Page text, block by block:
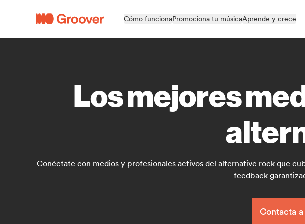
Cómo funcionaPromociona tu músicaAprende y crece
Los mejores
Conéctate con medios y profesionales activos del alternative rock que
feedback
Contacta